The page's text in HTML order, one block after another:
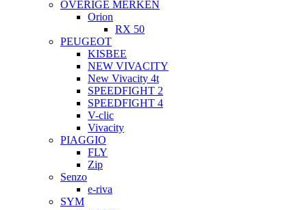
OVERIGE MERKEN
Orion
RX 50
PEUGEOT
KISBEE
NEW VIVACITY
New Vivacity 4t
SPEEDFIGHT 2
SPEEDFIGHT 4
V-clic
Vivacity
PIAGGIO
FLY
Zip
Senzo
e-riva
SYM